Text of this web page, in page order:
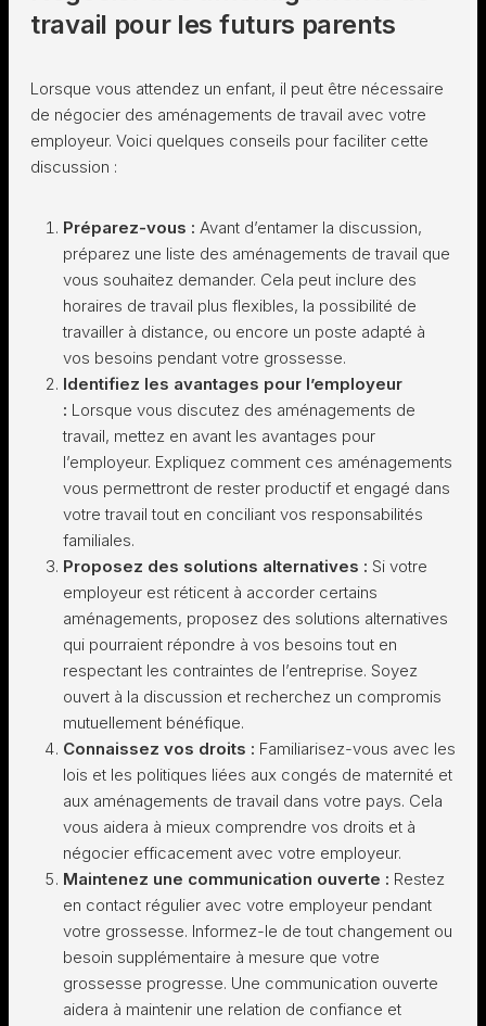
travail pour les futurs parents
Lorsque vous attendez un enfant, il peut être nécessaire
de négocier des aménagements de travail avec votre
employeur. Voici quelques conseils pour faciliter cette
discussion :
Préparez-vous : Avant d’entamer la discussion,
préparez une liste des aménagements de travail que
vous souhaitez demander. Cela peut inclure des
horaires de travail plus flexibles, la possibilité de
travailler à distance, ou encore un poste adapté à
vos besoins pendant votre grossesse.
Identifiez les avantages pour l’employeur
: Lorsque vous discutez des aménagements de
travail, mettez en avant les avantages pour
l’employeur. Expliquez comment ces aménagements
vous permettront de rester productif et engagé dans
votre travail tout en conciliant vos responsabilités
familiales.
Proposez des solutions alternatives : Si votre
employeur est réticent à accorder certains
aménagements, proposez des solutions alternatives
qui pourraient répondre à vos besoins tout en
respectant les contraintes de l’entreprise. Soyez
ouvert à la discussion et recherchez un compromis
mutuellement bénéfique.
Connaissez vos droits : Familiarisez-vous avec les
lois et les politiques liées aux congés de maternité et
aux aménagements de travail dans votre pays. Cela
vous aidera à mieux comprendre vos droits et à
négocier efficacement avec votre employeur.
Maintenez une communication ouverte : Restez
en contact régulier avec votre employeur pendant
votre grossesse. Informez-le de tout changement ou
besoin supplémentaire à mesure que votre
grossesse progresse. Une communication ouverte
aidera à maintenir une relation de confiance et